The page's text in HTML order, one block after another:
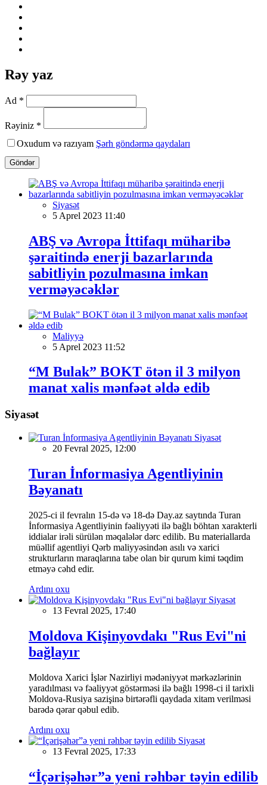
Rəy yaz
Ad *
Rəyiniz *
Oxudum və razıyam Şərh göndərmə qaydaları
Göndər
Siyasət
5 Aprel 2023 11:40
ABŞ və Avropa İttifaqı müharibə
şəraitində enerji bazarlarında
sabitliyin pozulmasına imkan
verməyəcəklər
Maliyyə
5 Aprel 2023 11:52
“M Bulak” BOKT ötən il 3 milyon
manat xalis mənfəət əldə edib
Siyasət
Siyasət
20 Fevral 2025, 12:00
Turan İnformasiya Agentliyinin
Bəyanatı
2025-ci il fevralın 15-də və 18-də Day.az saytında Turan
İnformasiya Agentliyinin fəaliyyəti ilə bağlı böhtan xarakterli
iddialar irəli sürülən məqalələr dərc edilib. Bu materiallarda
müəllif agentliyi Qərb maliyyəsindən asılı və xarici
strukturların maraqlarına tabe olan bir qurum kimi təqdim
etməyə cəhd edir.
Ardını oxu
Siyasət
13 Fevral 2025, 17:40
Moldova Kişinyovdakı "Rus Evi"ni
bağlayır
Moldova Xarici İşlər Nazirliyi mədəniyyət mərkəzlərinin
yaradılması və fəaliyyət göstərməsi ilə bağlı 1998-ci il tarixli
Moldova-Rusiya sazişinə birtərəfli qaydada xitam verilməsi
barədə qərar qəbul edib.
Ardını oxu
Siyasət
13 Fevral 2025, 17:33
“İçərişəhər”ə yeni rəhbər təyin edilib